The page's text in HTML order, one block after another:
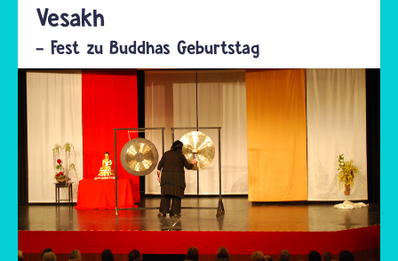
Vesakh
- Fest zu Buddhas Geburtstag